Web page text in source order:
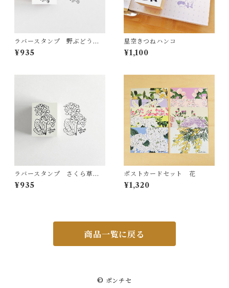
ラバースタンプ 野ぶどう R
S18
¥935
星空きつねハンコ
¥1,100
ラバースタンプ さくら草 R
S17
¥935
ポストカードセット 花
¥1,320
商品一覧に戻る
© ポンチセ